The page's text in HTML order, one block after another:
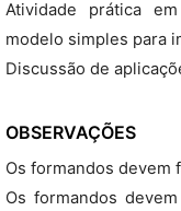
Atividade prática
modelo simples para
Discussão de
OBSERVAÇÕES
Os formandos devem
Os formandos